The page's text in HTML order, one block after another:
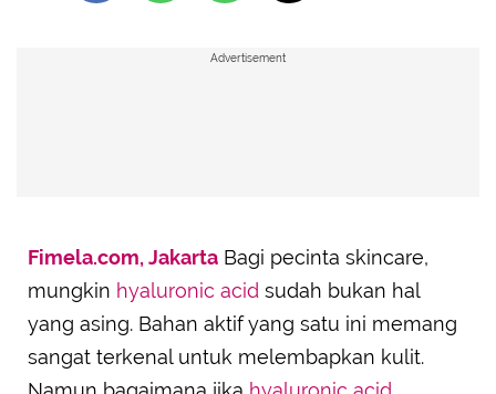
Advertisement
Fimela.com, Jakarta Bagi pecinta skincare,
mungkin hyaluronic acid sudah bukan hal
yang asing. Bahan aktif yang satu ini memang
sangat terkenal untuk melembapkan kulit.